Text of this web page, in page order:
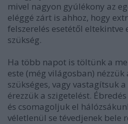
mivel nagyon gyúlékony az
eléggé zárt is ahhoz, hogy
felszerelés esetétől eltekintve
szükség.
Ha több napot is töltünk a
este (még világosban) nézzük
szükséges, vagy vastagítsuk
érezzük a szigetelést.
és csomagoljuk el
véletlenül se tévedjenek bele